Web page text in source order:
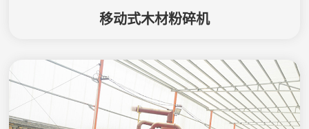
移动式木材粉碎机